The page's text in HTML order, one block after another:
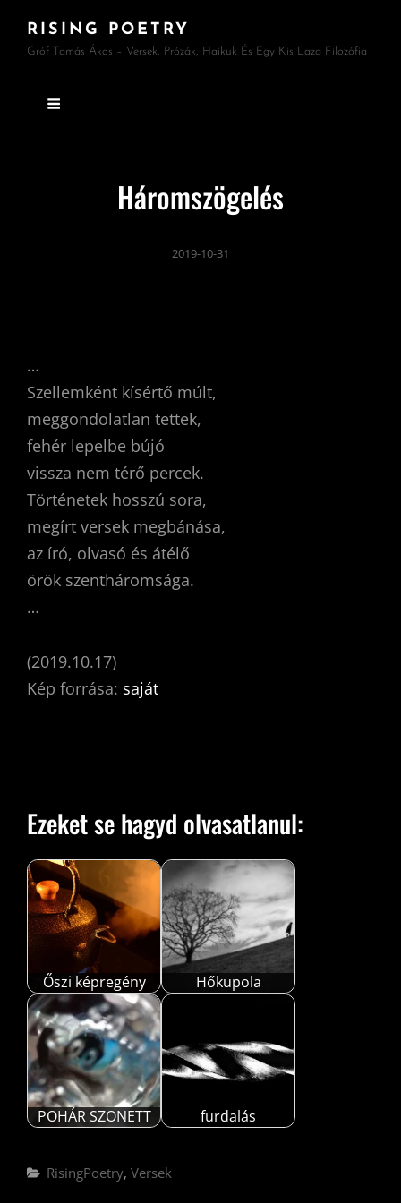
RISING POETRY
Gróf Tamás Ákos – Versek, Prózák, Haikuk És Egy Kis Laza Filozófia
Háromszögelés
2019-10-31
…
Szellemként kísértő múlt,
meggondolatlan tettek,
fehér lepelbe bújó
vissza nem térő percek.
Történetek hosszú sora,
megírt versek megbánása,
az író, olvasó és átélő
örök szentháromsága.
…
(2019.10.17)
Kép forrása: saját
Ezeket se hagyd olvasatlanul:
Őszi képregény Hőkupola
POHÁR SZONETT furdalás
Categories
RisingPoetry, Versek